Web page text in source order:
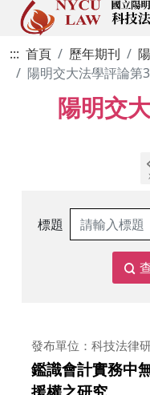
::: 首頁 歷年期刊
陽明交大法學評論第
陽明交
標題
發布單位：科技法律
鑑識會計實務中